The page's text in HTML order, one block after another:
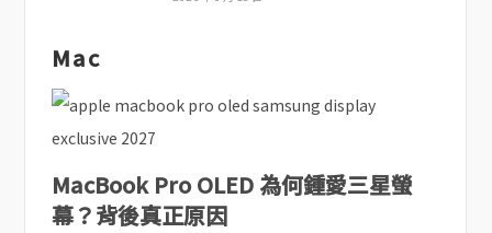
Mac
MacBook Pro OLED 為何鍾愛三星螢
幕？背後真正原因